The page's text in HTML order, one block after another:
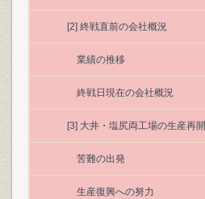
[2] 終戦直前の会社概況
業績の推移
終戦日現在の会社概況
[3] 大井・塩尻両工場の生産再開
苦難の出発
生産復興への努力